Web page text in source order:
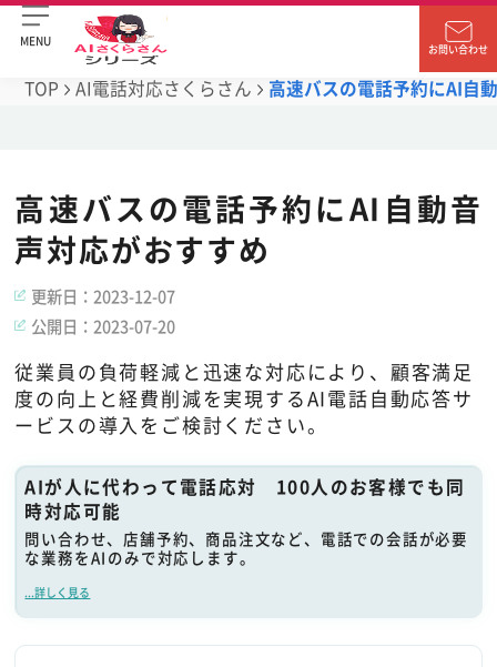
MENU
お問い合わせ
TOP AI電話対応さくらさん 高速バスの電話予約にAI自
高速バスの電話予約にAI自動音
声対応がおすすめ
更新日：2023-12-07
公開日：2023-07-20
従業員の負荷軽減と迅速な対応により、顧客満足
度の向上と経費削減を実現するAI電話自動応答サ
ービスの導入をご検討ください。
AIが人に代わって電話応対 100人のお客様でも同
時対応可能
問い合わせ、店舗予約、商品注文など、電話での会話が必要
な業務をAIのみで対応します。
...詳しく見る